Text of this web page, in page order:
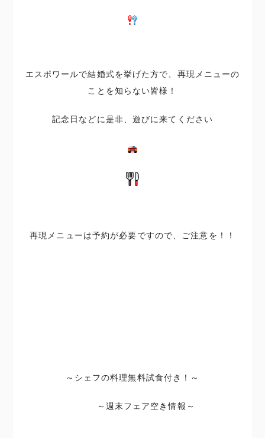
エスポワールで結婚式を挙げた方で、再現メニューの
ことを知らない皆様！
記念日などに是非、遊びに来てください
再現メニューは予約が必要ですので、ご注意を！！
～シェフの料理無料試食付き！～
～週末フェア空き情報～